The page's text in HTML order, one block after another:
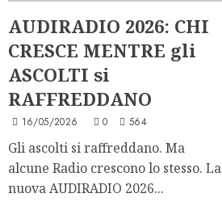
AUDIRADIO 2026: CHI
CRESCE MENTRE gli
ASCOLTI si
RAFFREDDANO
16/05/2026 0 564
Gli ascolti si raffreddano. Ma
alcune Radio crescono lo stesso. La
nuova AUDIRADIO 2026...